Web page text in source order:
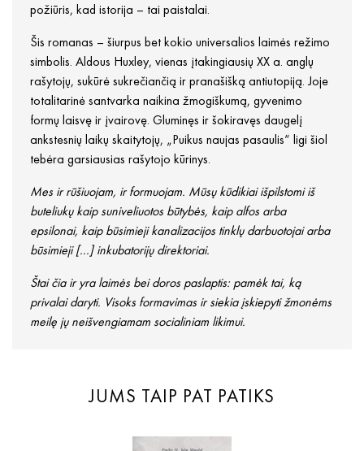
požiūris, kad istorija – tai paistalai.
Šis romanas – šiurpus bet kokio universalios laimės režimo
simbolis. Aldous Huxley, vienas įtakingiausių XX a. anglų
rašytojų, sukūrė sukrečiančią ir pranašišką antiutopiją. Joje
totalitarinė santvarka naikina žmogiškumą, gyvenimo
formų laisvę ir įvairovę. Gluminęs ir šokiravęs daugelį
ankstesnių laikų skaitytojų, „Puikus naujas pasaulis“ ligi šiol
tebėra garsiausias rašytojo kūrinys.
Mes ir rūšiuojam, ir formuojam. Mūsų kūdikiai išpilstomi iš
buteliukų kaip suniveliuotos būtybės, kaip alfos arba
epsilonai, kaip būsimieji kanalizacijos tinklų darbuotojai arba
būsimieji [...] inkubatorijų direktoriai.
Štai čia ir yra laimės bei doros paslaptis: pamėk tai, ką
privalai daryti. Visoks formavimas ir siekia įskiepyti žmonėms
meilę jų neišvengiamam socialiniam likimui.
JUMS TAIP PAT PATIKS